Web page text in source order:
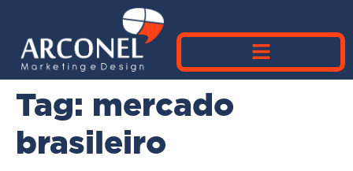
Tag: mercado
brasileiro